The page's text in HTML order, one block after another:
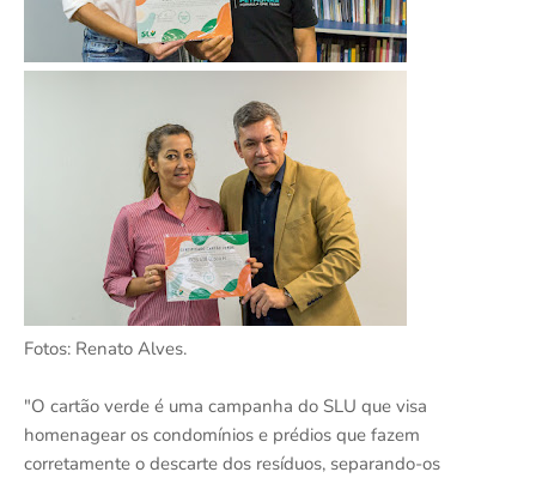
Fotos: Renato Alves.
"O cartão verde é uma campanha do SLU que visa
homenagear os condomínios e prédios que fazem
corretamente o descarte dos resíduos, separando-os